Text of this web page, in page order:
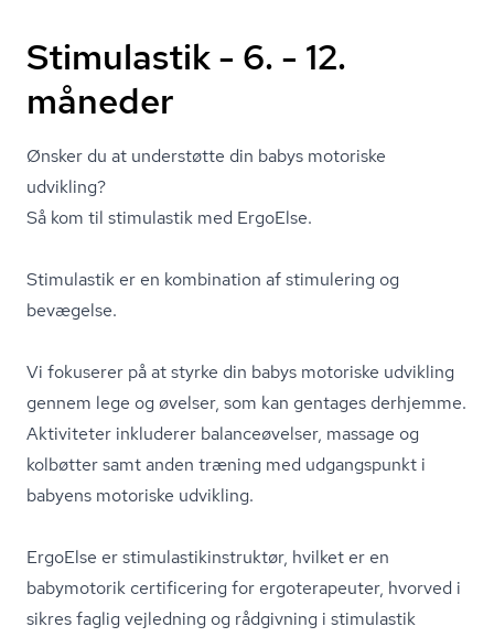
Stimulastik - 6. - 12.
måneder
Ønsker du at understøtte din babys motoriske
udvikling?
Så kom til stimulastik med ErgoElse.
Stimulastik er en kombination af stimulering og
bevægelse.
Vi fokuserer på at styrke din babys motoriske udvikling
gennem lege og øvelser, som kan gentages derhjemme.
Aktiviteter inkluderer balanceøvelser, massage og
kolbøtter samt anden træning med udgangspunkt i
babyens motoriske udvikling.
ErgoElse er sti­mu­la­stikin­struk­tør, hvilket er en
babymotorik certificering for ergoterapeuter, hvorved i
sikres faglig vejledning og rådgivning i stimulastik